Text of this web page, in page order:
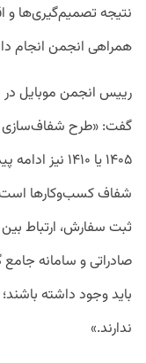
نتیجه تصمیم‌گیری‌ها و
همراهی انجمن انجام
رییس انجمن موبایل
۱۴۰۵ یا ۱۴۱۰
شفاف کسب‌وکارها
ثبت سفارش، ارتباط
صادراتی و سامانه
باید وجود داشته
ندارند.»